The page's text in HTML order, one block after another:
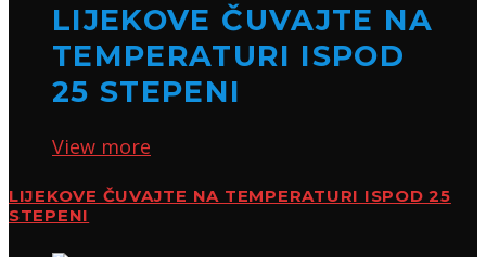
LIJEKOVE ČUVAJTE NA
TEMPERATURI ISPOD
25 STEPENI
View more
LIJEKOVE ČUVAJTE NA TEMPERATURI ISPOD 25
STEPENI